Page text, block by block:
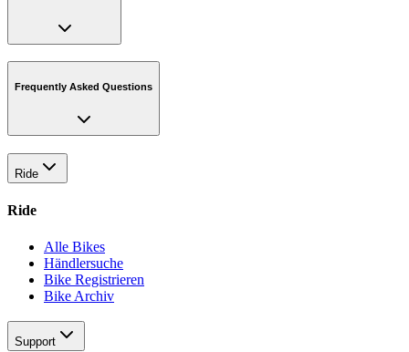
Frequently Asked Questions
Ride
Ride
Alle Bikes
Händlersuche
Bike Registrieren
Bike Archiv
Support